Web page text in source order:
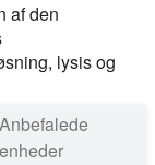
af den
lysis og
Anbefalede
enheder